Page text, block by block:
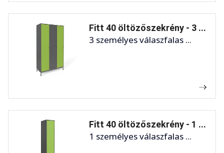
Fitt 40 öltözőszekrény - 3 ...
3 személyes válaszfalas ...
Fitt 40 öltözőszekrény - 1 ...
1 személyes válaszfalas ...